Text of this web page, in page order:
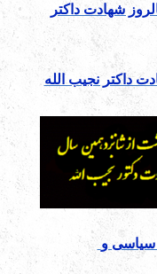
شهادت داکتر
داکتر نجیب الله